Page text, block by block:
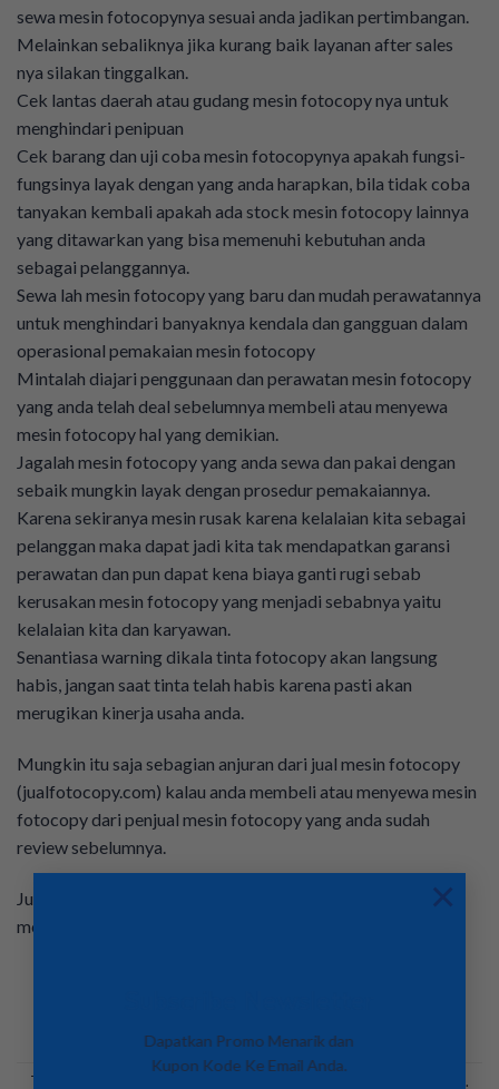
Dapatkan Promo Menarik dan
Kupon Kode Ke Email Anda.
×
sewa mesin fotocopynya sesuai anda jadikan pertimbangan.
Melainkan sebaliknya jika kurang baik layanan after sales
nya silakan tinggalkan.
Cek lantas daerah atau gudang mesin fotocopy nya untuk
menghindari penipuan
Cek barang dan uji coba mesin fotocopynya apakah fungsi-
fungsinya layak dengan yang anda harapkan, bila tidak coba
tanyakan kembali apakah ada stock mesin fotocopy lainnya
yang ditawarkan yang bisa memenuhi kebutuhan anda
sebagai pelanggannya.
Sewa lah mesin fotocopy yang baru dan mudah perawatannya
untuk menghindari banyaknya kendala dan gangguan dalam
operasional pemakaian mesin fotocopy
Mintalah diajari penggunaan dan perawatan mesin fotocopy
yang anda telah deal sebelumnya membeli atau menyewa
mesin fotocopy hal yang demikian.
Jagalah mesin fotocopy yang anda sewa dan pakai dengan
sebaik mungkin layak dengan prosedur pemakaiannya.
Karena sekiranya mesin rusak karena kelalaian kita sebagai
pelanggan maka dapat jadi kita tak mendapatkan garansi
perawatan dan pun dapat kena biaya ganti rugi sebab
kerusakan mesin fotocopy yang menjadi sebabnya yaitu
kelalaian kita dan karyawan.
Senantiasa warning dikala tinta fotocopy akan langsung
habis, jangan saat tinta telah habis karena pasti akan
merugikan kinerja usaha anda.
Mungkin itu saja sebagian anjuran dari jual mesin fotocopy
(jualfotocopy.com) kalau anda membeli atau menyewa mesin
fotocopy dari penjual mesin fotocopy yang anda sudah
review sebelumnya.
Jual Mesin Fotocopy (JualFotocopy.com) memasarkan dan
meyewakan mesin fotocopy dengan harga yang terjangkau.
This entry was posted in .